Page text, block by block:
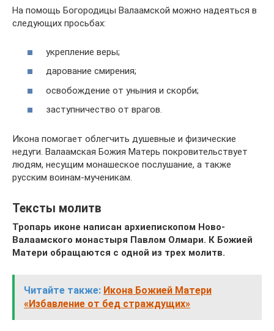
На помощь Богородицы Валаамской можно надеяться в
следующих просьбах:
укрепление веры;
дарование смирения;
освобождение от уныния и скорби;
заступничество от врагов.
Икона помогает облегчить душевные и физические
недуги. Валаамская Божия Матерь покровительствует
людям, несущим монашеское послушание, а также
русским воинам-мученикам.
Тексты молитв
Тропарь иконе написан архиепископом Ново-
Валаамского монастыря Павлом Олмари. К Божией
Матери обращаются с одной из трех молитв.
Читайте также: Икона Божией Матери
«Избавление от бед страждущих»